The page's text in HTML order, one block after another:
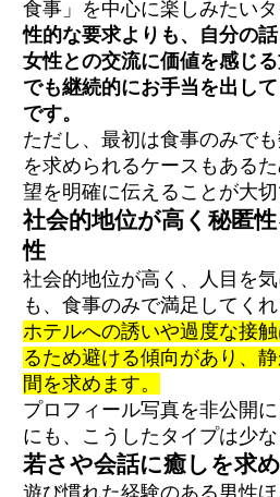
食事」を中心に楽しみたいタ
性的な要求よりも、自分の
女性との交流に価値を感じ
でも継続的にお手当を出し
です。
ただし、最初は食事のみで
を求められるケースもある
望を明確に伝えることが大切
社会的地位が高く秘匿
性
社会的地位が高く、人目を
も、食事のみで満足してく
ホテルへの誘いや過度な接
るため避ける傾向があり、
間を求めます。
プロフィール写真を非公開
にも、こうしたタイプは少な
若さや会話に癒しを求
遊び慣れた経験のある男性